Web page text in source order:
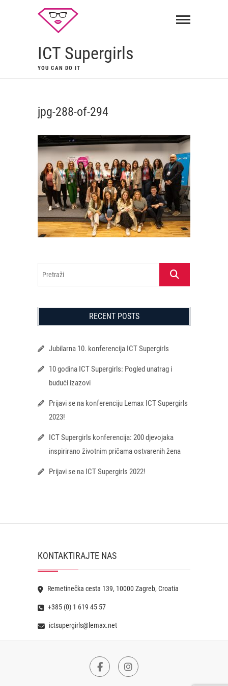
ICT Supergirls
YOU CAN DO IT
jpg-288-of-294
Pretraži
RECENT POSTS
Jubilarna 10. konferencija ICT Supergirls
10 godina ICT Supergirls: Pogled unatrag i
budući izazovi
Prijavi se na konferenciju Lemax ICT Supergirls
2023!
ICT Supergirls konferencija: 200 djevojaka
inspirirano životnim pričama ostvarenih žena
Prijavi se na ICT Supergirls 2022!
KONTAKTIRAJTE NAS
Remetinečka cesta 139, 10000 Zagreb, Croatia
+385 (0) 1 619 45 57
ictsupergirls@lemax.net
FacebookInstagram